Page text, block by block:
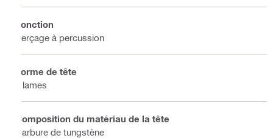
Fonction
Perçage à percussion
Forme de tête
2 lames
Composition du matériau de la tête
Carbure de tungstène